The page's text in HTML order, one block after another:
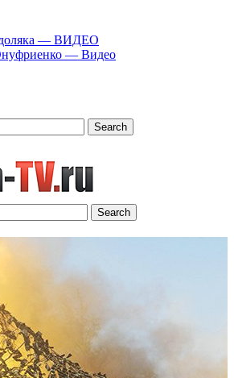
— ВИДЕО
— Видео
Search
Search